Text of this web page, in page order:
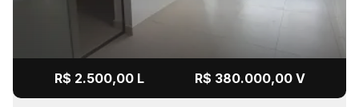
R$ 2.500,00 L R$ 380.000,00 V